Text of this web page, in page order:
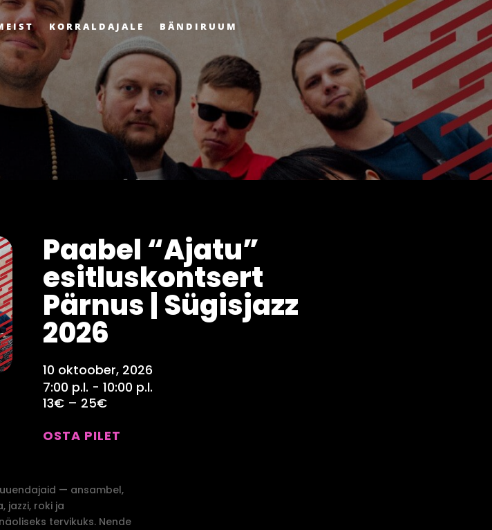
KORRALDAJALE BÄNDIRUUM
Paabel “Ajatu”
esitluskontsert
Pärnus | Sügisjazz
2026
10 oktoober, 2026
7:00 p.l. - 10:00 p.l.
13€ – 25€
OSTA PILET
— ansambel,
jazzi, roki ja
tervikuks. Nende